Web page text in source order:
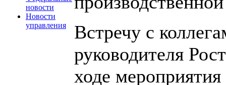
новости
Новости
управления
Встречу с
руководителя
ходе